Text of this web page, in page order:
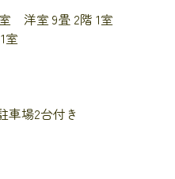
室 洋室 9畳 2階 1室
室
場2台付き